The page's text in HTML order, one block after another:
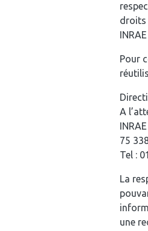
droits
Pour
A
75
Tel :
La
une